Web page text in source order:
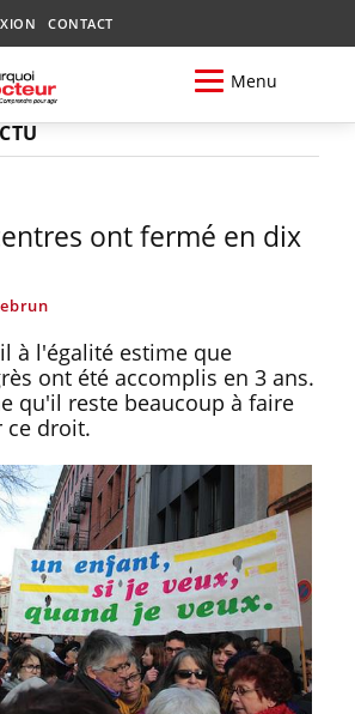
CONTACT
Menu
ont fermé en dix
à l'égalité estime que
ont été accomplis en 3 ans.
qu'il reste beaucoup à faire
ce droit.